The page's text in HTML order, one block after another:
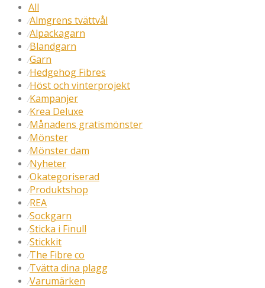
All
⁄Almgrens tvättvål
⁄Alpackagarn
⁄Blandgarn
⁄Garn
⁄Hedgehog Fibres
⁄Höst och vinterprojekt
⁄Kampanjer
⁄Krea Deluxe
⁄Månadens gratismönster
⁄Mönster
⁄Mönster dam
⁄Nyheter
⁄Okategoriserad
⁄Produktshop
⁄REA
⁄Sockgarn
⁄Sticka i Finull
⁄Stickkit
⁄The Fibre co
⁄Tvätta dina plagg
⁄Varumärken